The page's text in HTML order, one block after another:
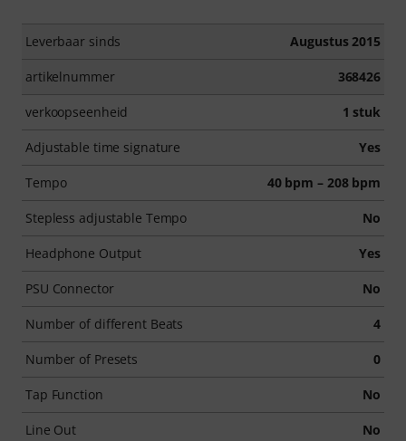
Leverbaar sinds Augustus 2015
artikelnummer 368426
verkoopseenheid 1 stuk
Adjustable time signature Yes
Tempo 40 bpm – 208 bpm
Stepless adjustable Tempo No
Headphone Output Yes
PSU Connector No
Number of different Beats 4
Number of Presets 0
Tap Function No
Line Out No